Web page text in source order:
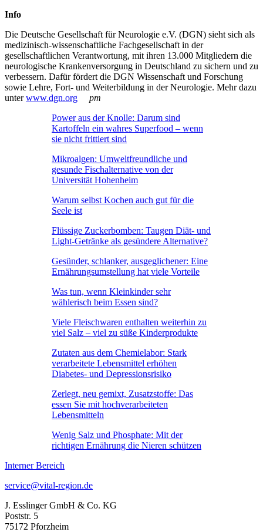
Info
Die Deutsche Gesellschaft für Neurologie e.V. (DGN) sieht sich als
medizinisch-wissenschaftliche Fachgesellschaft in der
gesellschaftlichen Verantwortung, mit ihren 13.000 Mitgliedern die
neurologische Krankenversorgung in Deutschland zu sichern und zu
verbessern. Dafür fördert die DGN Wissenschaft und Forschung
sowie Lehre, Fort- und Weiterbildung in der Neurologie. Mehr dazu
unterwww.dgn.org
pm
Power aus der Knolle: Darum sind
Kartoffeln ein wahres Superfood – wenn
sie nicht frittiert sind
Mikroalgen: Umweltfreundliche und
gesunde Fischalternative von der
Universität Hohenheim
Warum selbst Kochen auch gut für die
Seele ist
Flüssige Zuckerbomben: Taugen Diät- und
Light-Getränke als gesündere Alternative?
Gesünder, schlanker, ausgeglichener: Eine
Ernährungsumstellung hat viele Vorteile
Was tun, wenn Kleinkinder sehr
wählerisch beim Essen sind?
Viele Fleischwaren enthalten weiterhin zu
viel Salz – viel zu süße Kinderprodukte
Zutaten aus dem Chemielabor: Stark
verarbeitete Lebensmittel erhöhen
Diabetes- und Depressionsrisiko
Zerlegt, neu gemixt, Zusatzstoffe: Das
essen Sie mit hochverarbeiteten
Lebensmitteln
Wenig Salz und Phosphate: Mit der
richtigen Ernährung die Nieren schützen
Interner Bereich
service@vital-region.de
J. Esslinger GmbH & Co. KG
Poststr. 5
75172 Pforzheim